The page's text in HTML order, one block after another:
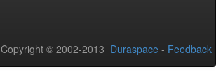
Copyright © 2002-2013 Duraspace - Feedback